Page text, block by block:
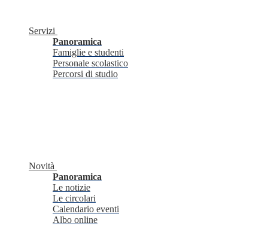
Servizi
Panoramica
Famiglie e studenti
Personale scolastico
Percorsi di studio
Novità
Panoramica
Le notizie
Le circolari
Calendario eventi
Albo online